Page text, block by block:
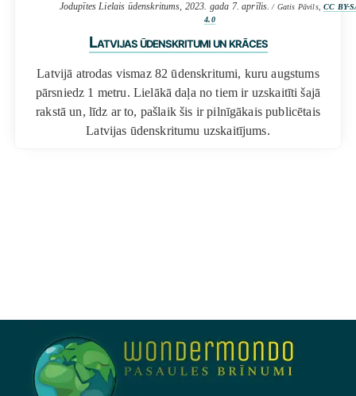
Jodupītes Lielais ūdenskritums, 2023. gada 7. aprīlis./ Gatis Pāvils,CC BY-
4.0
Latvijas ūdenskritumi un krāces
Latvijā atrodas vismaz 82 ūdenskritumi, kuru augstums
pārsniedz 1 metru. Lielākā daļa no tiem ir uzskaitīti šajā
rakstā un, līdz ar to, pašlaik šis ir pilnīgākais publicētais
Latvijas ūdenskritumu uzskaitījums.